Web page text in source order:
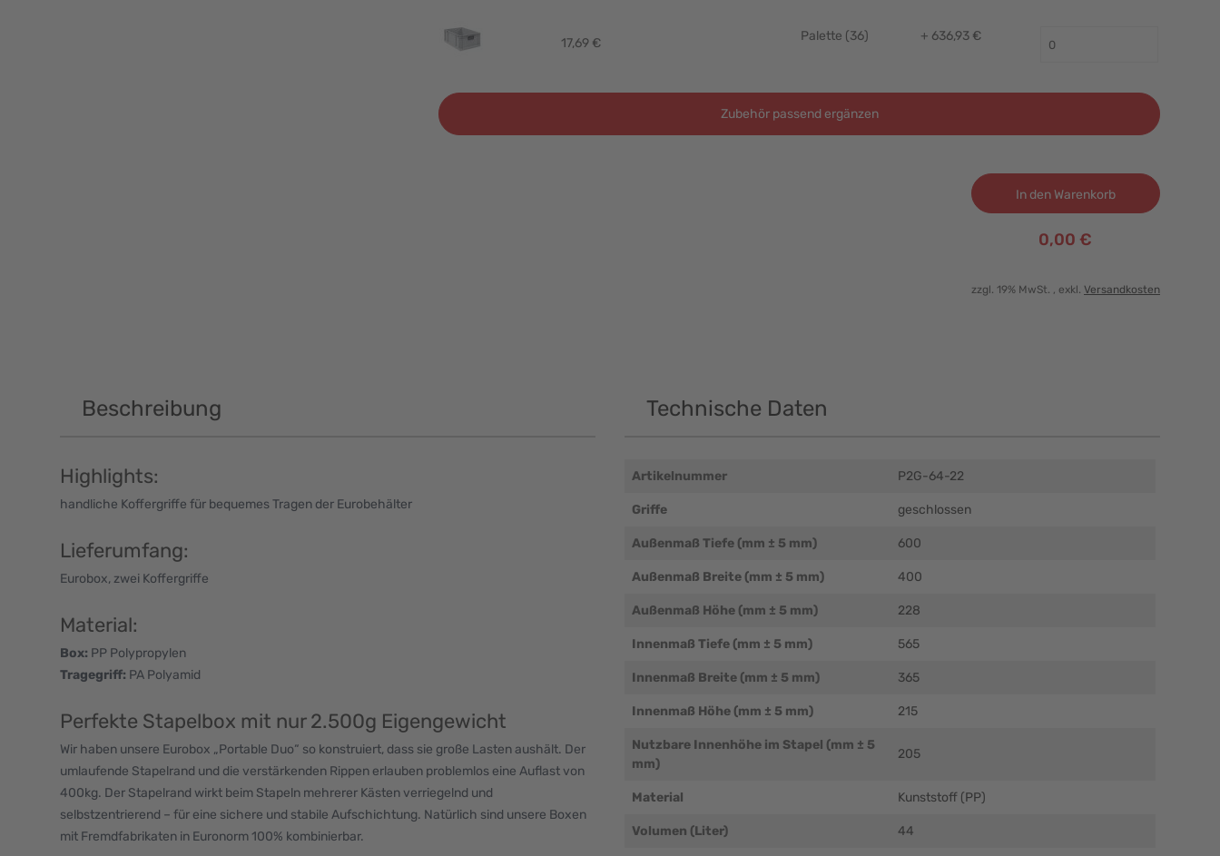
17,69 € Palette (36) + 636,93 €
Zubehör passend ergänzen
In den Warenkorb
0,00 €
zzgl. 19% MwSt. , exkl. Versandkosten
Beschreibung
Highlights:
handliche Koffergriffe für bequemes Tragen der Eurobehälter
Lieferumfang:
Eurobox, zwei Koffergriffe
Material:
Box: PP Polypropylen
Tragegriff: PA Polyamid
Perfekte Stapelbox mit nur 2.500g Eigengewicht
Wir haben unsere Eurobox „Portable Duo“ so konstruiert, dass sie große Lasten aushält. Der
umlaufende Stapelrand und die verstärkenden Rippen erlauben problemlos eine Auflast von
400kg. Der Stapelrand wirkt beim Stapeln mehrerer Kästen verriegelnd und
selbstzentrierend – für eine sichere und stabile Aufschichtung. Natürlich sind unsere Boxen
mit Fremdfabrikaten in Euronorm 100% kombinierbar.
Technische Daten
Artikelnummer P2G-64-22
Griffe geschlossen
Außenmaß Tiefe (mm ± 5 mm) 600
Außenmaß Breite (mm ± 5 mm) 400
Außenmaß Höhe (mm ± 5 mm) 228
Innenmaß Tiefe (mm ± 5 mm) 565
Innenmaß Breite (mm ± 5 mm) 365
Innenmaß Höhe (mm ± 5 mm) 215
Nutzbare Innenhöhe im Stapel (mm ± 5
mm)
205
Material Kunststoff (PP)
Volumen (Liter) 44